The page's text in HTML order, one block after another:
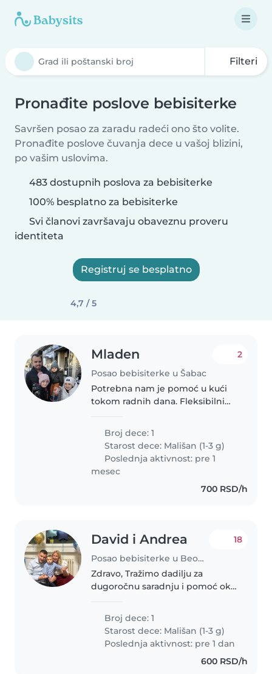
Filteri
Pronađite poslove bebisiterke
Savršen posao za zaradu radeći ono što volite.
Pronađite poslove čuvanja dece u vašoj blizini,
po vašim uslovima.
483 dostupnih poslova za bebisiterke
100% besplatno za bebisiterke
Svi članovi završavaju obaveznu proveru
identiteta
Registruj se besplatno
4,7 / 5
Mladen
Posao bebisiterke u Šabac
2
Potrebna nam je pomoć u kući
tokom radnih dana. Fleksibilni
dosta aktivan i traži pažnju.
Supruga za sad ne radi, ona je
kući takodje, ali ako bi našli
nekog..
Broj dece: 1
Starost dece: Mališan (1-3 g)
Poslednja aktivnost: pre 1
mesec
700 RSD/h
David i Andrea
Posao bebisiterke u Beograd
18
Zdravo, Tražimo dadilju za
dugoročnu saradnju i pomoć oko
da se ne očekuje istovremena
briga o oba deteta, već u
početku..
Broj dece: 1
Starost dece: Mališan (1-3 g)
Poslednja aktivnost: pre 1 dan
600 RSD/h